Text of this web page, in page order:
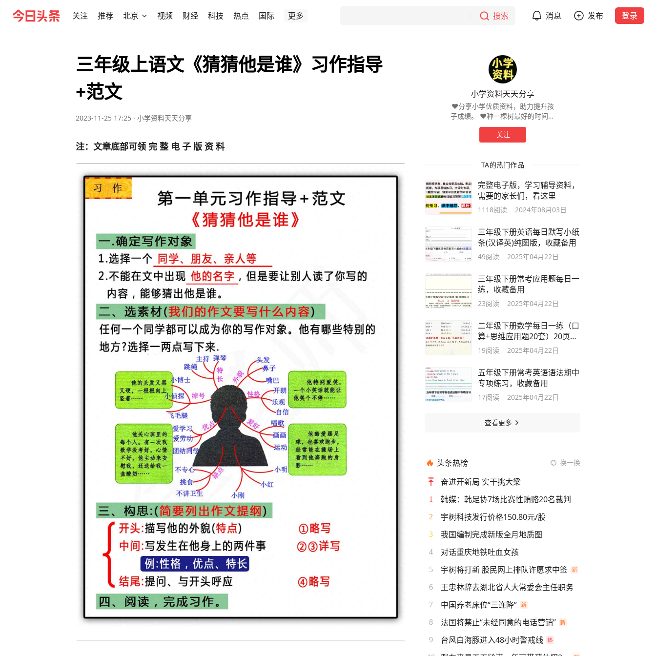
关注 推荐 北京 视频 财经 科技 热点 国际 更多 搜索 消息 发布 登录
三年级上语文《猜猜他是谁》习作指导
+范文
2023-11-25 17:25 · 小学资料天天分享
注：文章底部可领 完 整 电 子 版 资 料
小学资料天天分享
❤️分享小学优质资料，助力提升孩
子成绩。 ❤️种一棵树最好的时间是
十年前，其次是现在。 ❤️所有资料
都有完整电子版 可打印。
关注
TA的热门作品
完整电子版，学习辅导资料，
需要的家长们，看这里
1118阅读 2024年08月03日
三年级下册英语每日默写小纸
条(汉译英)纯图版，收藏备用
49阅读 2025年04月22日
三年级下册常考应用题每日一
练，收藏备用
23阅读 2025年04月22日
二年级下册数学每日一练（口
算+思维应用题20套）20页，
收藏备用
19阅读 2025年04月22日
五年级下册常考英语语法期中
专项练习，收藏备用
17阅读 2025年04月22日
查看更多
头条热榜 换一换
奋进开新局 实干挑大梁
1 韩媒：韩足协7场比赛性贿赂20名裁判
2 宇树科技发行价格150.80元/股
3 我国编制完成新版全月地质图
4 对话重庆地铁吐血女孩
5 宇树将打新 股民网上排队许愿求中签
6 王忠林辞去湖北省人大常委会主任职务
7 中国养老床位“三连降”
8 法国将禁止“未经同意的电话营销”
9 台风白海豚进入48小时警戒线